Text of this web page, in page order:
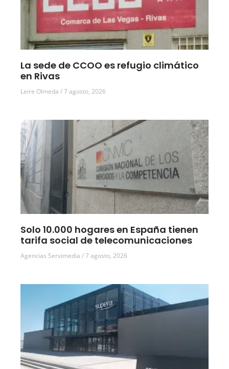
La sede de CCOO es refugio climático
en Rivas
Leire Olmeda 7 agosto, 2026
Solo 10.000 hogares en España tienen
tarifa social de telecomunicaciones
Agencias Servimedia 7 agosto, 2026